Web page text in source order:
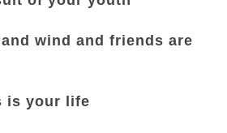
wind and friends are
is your life